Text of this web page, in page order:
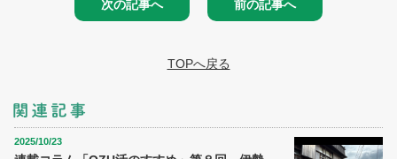
次の記事へ 前の記事へ
TOPへ戻る
2025/10/23